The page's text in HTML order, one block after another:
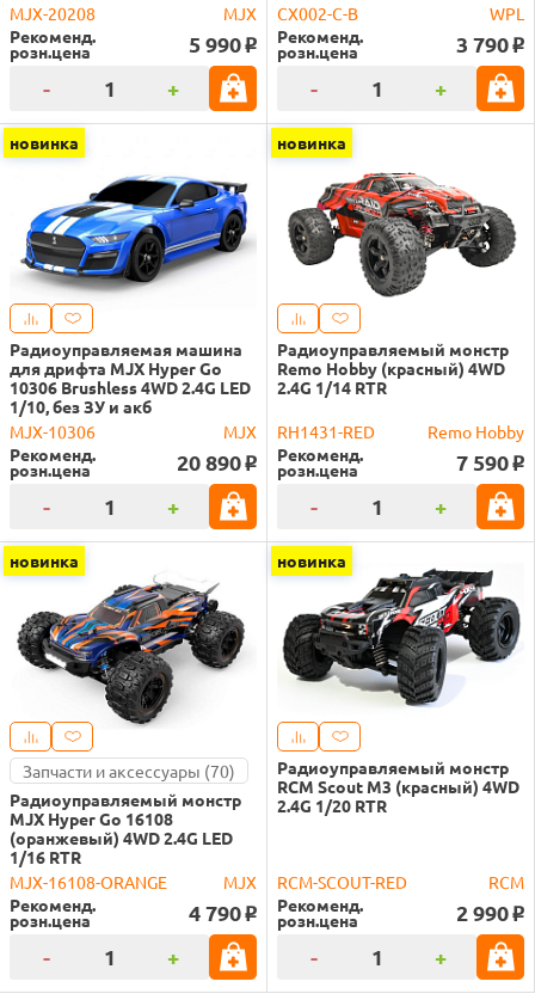
MJX-20208
MJX
Рекоменд.
розн.цена 5 990 o
- +
CX002-C-B
WPL
Рекоменд.
розн.цена 3 790 o
- +
новинка
Радиоуправляемая машина
для дрифта MJX Hyper Go
10306 Brushless 4WD 2.4G LED
1/10, без ЗУ и акб
MJX-10306
MJX
Рекоменд.
розн.цена 20 890 o
- +
новинка
Радиоуправляемый монстр
Remo Hobby (красный) 4WD
2.4G 1/14 RTR
RH1431-RED
Remo Hobby
Рекоменд.
розн.цена 7 590 o
- +
новинка
Запчасти и аксессуары (70)
Радиоуправляемый монстр
MJX Hyper Go 16108
(оранжевый) 4WD 2.4G LED
1/16 RTR
MJX-16108-ORANGE
MJX
Рекоменд.
розн.цена 4 790 o
- +
новинка
Радиоуправляемый монстр
RCM Scout M3 (красный) 4WD
2.4G 1/20 RTR
RCM-SCOUT-RED
RCM
Рекоменд.
розн.цена 2 990 o
- +